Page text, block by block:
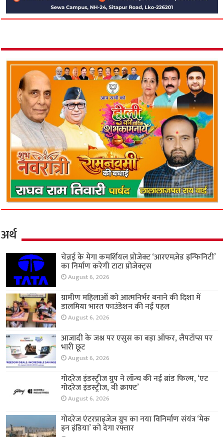
अर्थ
चेन्नई के मेगा कमर्शियल प्रोजेक्ट ‘आरएमज़ेड इन्फिनिटी’
का निर्माण करेगी टाटा प्रोजेक्ट्स
August 6, 2026
ग्रामीण महिलाओं को आत्मनिर्भर बनाने की दिशा में
डालमिया भारत फाउंडेशन की नई पहल
August 6, 2026
आजादी के जश्न पर एसुस का बड़ा ऑफर, लैपटॉप्स पर
भारी छूट
August 6, 2026
गोदरेज इंडस्ट्रीज ग्रुप ने लॉन्च की नई ब्रांड फिल्म, ‘एट
गोदरेज इंडस्ट्रीज, वी क्राफ्ट’
August 6, 2026
गोदरेज एंटरप्राइजेज ग्रुप का नया विनिर्माण संयंत्र ‘मेक
इन इंडिया’ को देगा रफ्तार